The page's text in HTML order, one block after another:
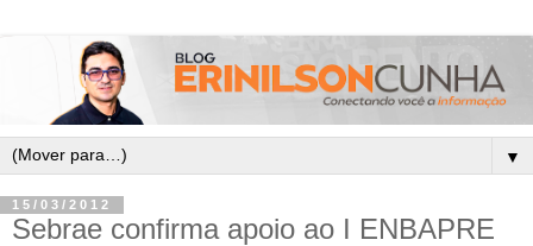
▼
15/03/2012
Sebrae confirma apoio ao I ENBAPRE